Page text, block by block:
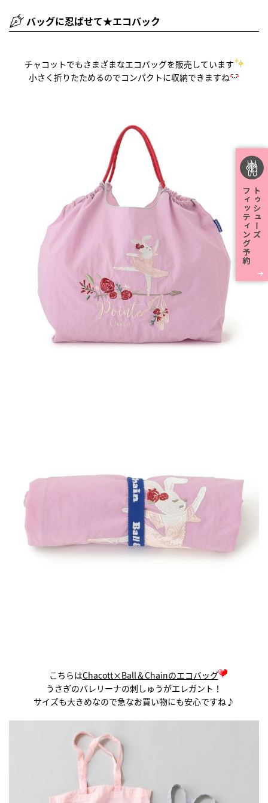
バッグに忍ばせて★エコバック
チャコットでもさまざまなエコバッグを販売しています
小さく折りたためるのでコンパクトに収納できますね
こちらはChacott×Ball＆Chainのエコバッグ
うさぎのバレリーナの刺しゅうがエレガント！
サイズも大きめなので急なお買い物にも安心ですね♪